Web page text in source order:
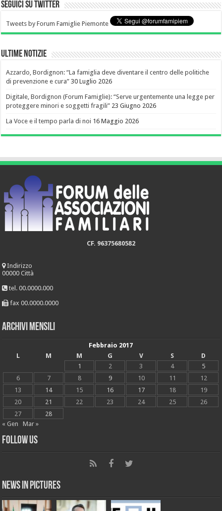
Seguici su Twitter
Tweets by Forum Famiglie Piemonte
Ultime notizie
Azzardo, Bordignon: “La famiglia deve diventare il centro delle politiche
di prevenzione e cura” 30 Luglio 2026
Digitale, Bordignon (Forum Famiglie): “Serve urgentemente una legge per
proteggere minori e soggetti fragili” 23 Giugno 2026
La Voce e il tempo parla di noi 16 Maggio 2026
CF. 96375680582
Indirizzo
00000 Città
tel. 00.0000.000
fax 00.0000.0000
Archivi mensili
Febbraio 2017
L
M M G V S
D
1
2 3 4
5
6
7 8 9 10 11
12
13
14 15 16 17 18
19
20
21 22 23 24 25
26
27
28
« Gen
Mar »
Follow Us
News in Pictures